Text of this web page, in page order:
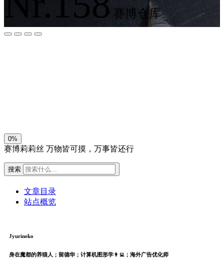
赛博仓库
0%
赛博莉莉丝 万物皆可摸，万事皆还行
搜索
文章目录
站点概览
Jyurineko
身在魔都的养猫人；留德华；计算机图形学👨‍💻；海外广告优化师